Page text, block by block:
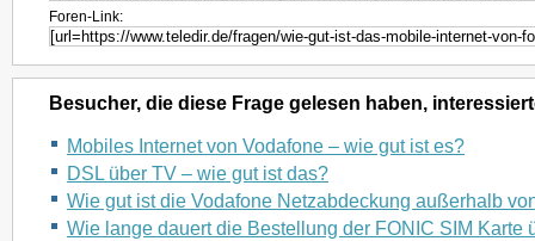
Foren-Link:
Besucher, die diese Frage gelesen haben,
Mobiles Internet von Vodafone – wie gut ist es?
DSL über TV – wie gut ist das?
Wie gut ist die Vodafone Netzabdeckung außerhalb
Wie lange dauert die Bestellung der FONIC SIM Karte